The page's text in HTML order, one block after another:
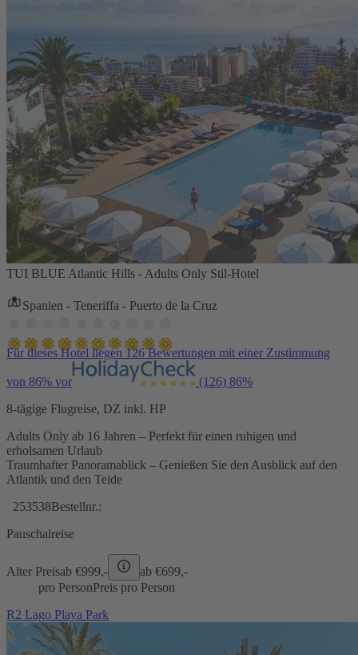
TUI BLUE Atlantic Hills - Adults Only Stil-Hotel
Spanien - Teneriffa - Puerto de la Cruz
Für dieses Hotel liegen 126 Bewertungen mit einer Zustimmung
von 86% vor (126) 86%
8-tägige Flugreise, DZ inkl. HP
Adults Only ab 16 Jahren – Perfekt für einen ruhigen und
erholsamen Urlaub
Traumhafter Panoramablick – Genießen Sie den Ausblick auf den
Atlantik und den Teide
253538Bestellnr.:
Pauschalreise
Alter Preisab €999,- ab €699,-
pro PersonPreis pro Person
R2 Lago Playa Park